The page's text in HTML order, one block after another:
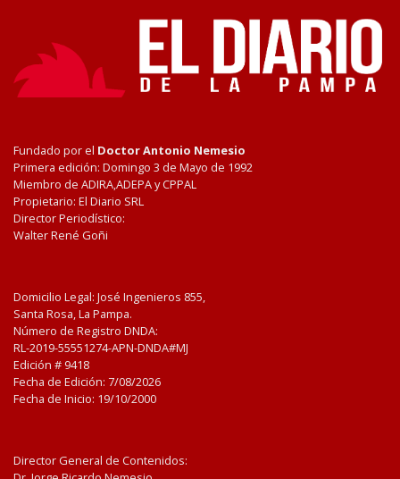
Fundado por el Doctor Antonio Nemesio
Primera edición: Domingo 3 de Mayo de 1992
Miembro de ADIRA,ADEPA y CPPAL
Propietario: El Diario SRL
Director Periodístico:
Walter René Goñi
Domicilio Legal: José Ingenieros 855,
Santa Rosa, La Pampa.
Número de Registro DNDA:
RL-2019-55551274-APN-DNDA#MJ
Edición # 9418
Fecha de Edición: 7/08/2026
Fecha de Inicio: 19/10/2000
Director General de Contenidos: